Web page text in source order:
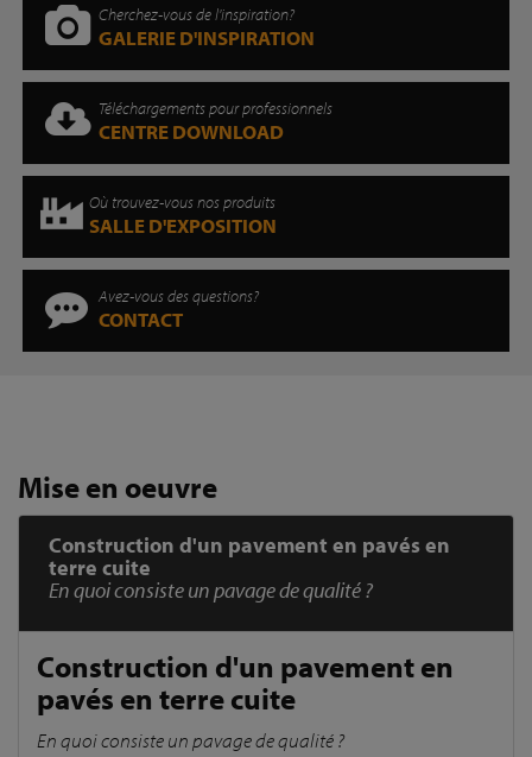
Cherchez-vous de l'inspiration?
GALERIE D'INSPIRATION
Téléchargements pour professionnels
CENTRE DOWNLOAD
Où trouvez-vous nos produits
SALLE D'EXPOSITION
Avez-vous des questions?
CONTACT
Mise en oeuvre
Construction d'un pavement en pavés en
terre cuite
En quoi consiste un pavage de qualité ?
Construction d'un pavement en
pavés en terre cuite
En quoi consiste un pavage de qualité ?